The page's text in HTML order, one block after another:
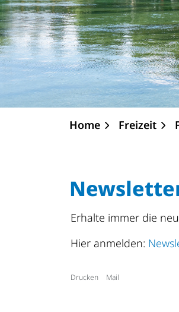
Home Freizeit
Erhalte immer die
Hier anmelden:
Drucken Mail